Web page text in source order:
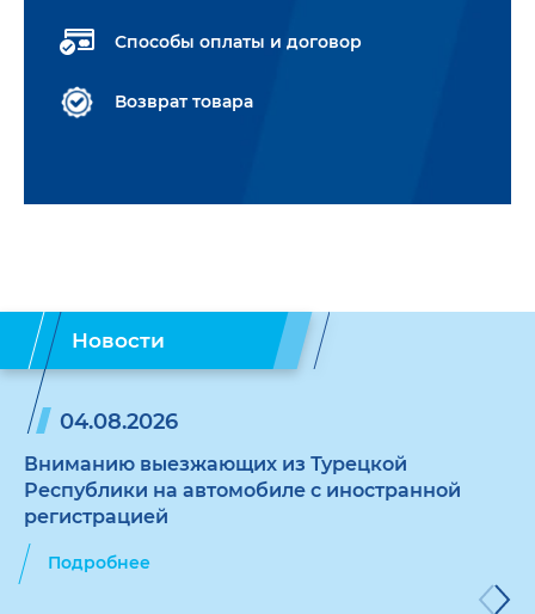
Способы оплаты и договор
Возврат товара
Новости
04.08.2026
Вниманию выезжающих из Турецкой
Республики на автомобиле с иностранной
регистрацией
Подробнее